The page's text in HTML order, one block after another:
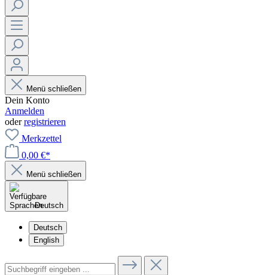
Menü schließen
Dein Konto
Anmelden
oderregistrieren
Merkzettel
0,00 €*
Menü schließen
Deutsch
Deutsch
English